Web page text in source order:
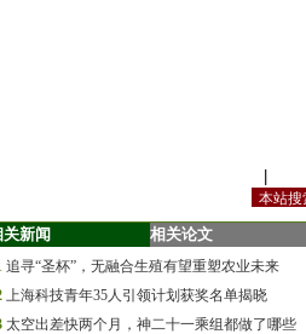
关新闻 相关论文
追寻“圣杯”，无融合生殖有望重塑农业未来
上海科技青年35人引领计划获奖名单揭晓
太空出差快两个月，神二十一乘组都做了哪些